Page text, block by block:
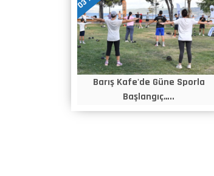
Barış Kafe'de Güne Sporla
Başlangıç…..